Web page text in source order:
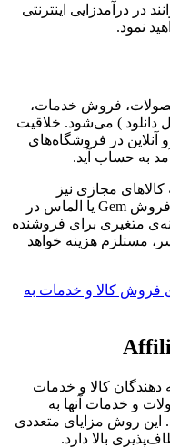
در درآمدزایی اینترنتی
نمود.
فروش خدمات،
دانلود ) می‌شود. خلاقیت
در فروشگاه‌های
به حساب آید.
مجازی نیز
گسترش یافته است. بهترین نمونه‌ی آن فروش Gem یا الماس در
متغیری برای فروشنده
مستلزم هزینه خواهد
کالا و خدمات به
کالا و خدمات
و خدمات آنها به
این روش مزایای متعددی
بالا دارد.